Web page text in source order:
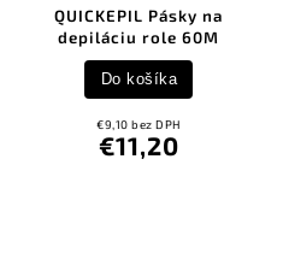
QUICKEPIL Pásky na
depiláciu role 60M
€9,10 bez DPH
€11,20
Do košíka